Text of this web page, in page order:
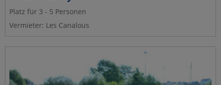
Platz für 3 - 5 Personen
Vermieter: Les Canalous